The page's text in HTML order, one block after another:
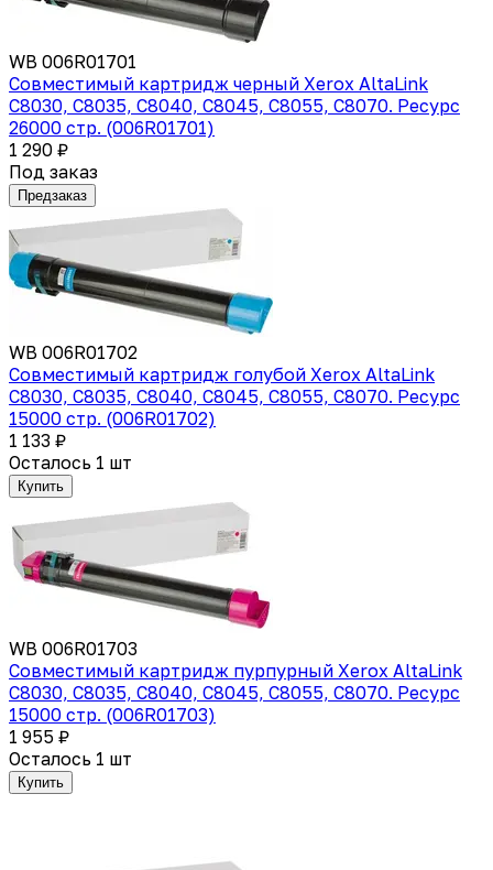
WB 006R01701
Совместимый картридж черный Xerox AltaLink
C8030, C8035, C8040, C8045, C8055, C8070. Ресурс
26000 стр. (006R01701)
1 290 ₽
Под заказ
Предзаказ
WB 006R01702
Совместимый картридж голубой Xerox AltaLink
C8030, C8035, C8040, C8045, C8055, C8070. Ресурс
15000 стр. (006R01702)
1 133 ₽
Осталось 1 шт
Купить
WB 006R01703
Совместимый картридж пурпурный Xerox AltaLink
C8030, C8035, C8040, C8045, C8055, C8070. Ресурс
15000 стр. (006R01703)
1 955 ₽
Осталось 1 шт
Купить